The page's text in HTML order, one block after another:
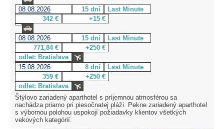
08.08.2026 15 dní
Last Minute
342 €
+15 €
08.08.2026 15 dní
Last Minute
771,84 €
+250 €
odlet: Bratislava
15.08.2026
8 dní
Last Minute
359 €
+250 €
odlet: Bratislava
Štýlovo zariadený aparthotel s príjemnou atmosférou sa
nachádza priamo pri piesočnatej pláži. Pekne zariadený aparthotel
s výbornou polohou uspokojí požiadavky klientov všetkých
vekových kategórií.